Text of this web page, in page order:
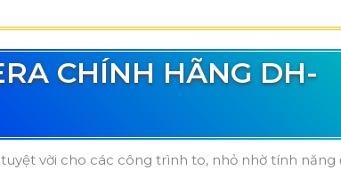
CHÍNH HÃNG DH-
vời cho các công trình to, nhỏ nhờ tính năng